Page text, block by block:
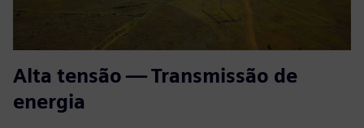
Alta tensão — Transmissão de
energia